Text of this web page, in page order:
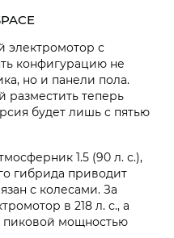
электромотор с
конфигурацию не
но и панели пола.
разместить теперь
будет лишь с пятью
1.5 (90 л. с.),
гибрида приводит
с колесами. За
в 218 л. с., а
пиковой мощностью